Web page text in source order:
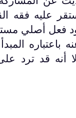
عليه فقه
فعل أصلي
باعتباره
أنه قد ترد